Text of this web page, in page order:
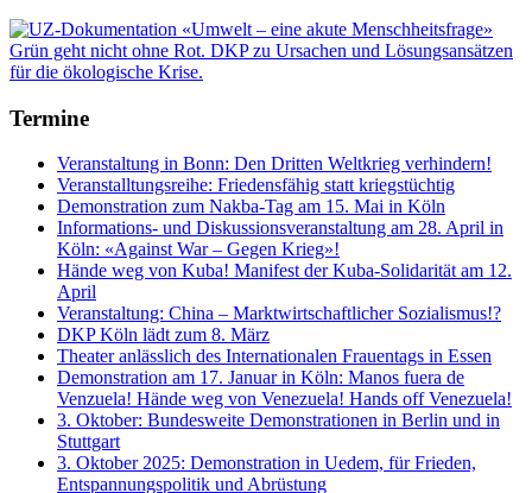
Termine
Veranstaltung in Bonn: Den Dritten Weltkrieg verhindern!
Veranstalltungsreihe: Friedensfähig statt kriegstüchtig
Demonstration zum Nakba-Tag am 15. Mai in Köln
Informations- und Diskussionsveranstaltung am 28. April in
Köln: «Against War – Gegen Krieg»!
Hände weg von Kuba! Manifest der Kuba-Solidarität am 12.
April
Veranstaltung: China – Marktwirtschaftlicher Sozialismus!?
DKP Köln lädt zum 8. März
Theater anlässlich des Internationalen Frauentags in Essen
Demonstration am 17. Januar in Köln: Manos fuera de
Venzuela! Hände weg von Venezuela! Hands off Venezuela!
3. Oktober: Bundesweite Demonstrationen in Berlin und in
Stuttgart
3. Oktober 2025: Demonstration in Uedem, für Frieden,
Entspannungspolitik und Abrüstung